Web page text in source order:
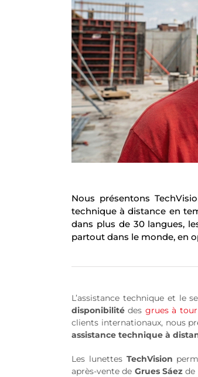
Nous présentons
technique à distance en
dans plus de 30 langues,
partout dans le monde, en
L’assistance technique et le
disponibilité des grues à tour
clients internationaux, nous
assistance technique à
Les lunettes TechVision
après-vente de Grues Sáez de